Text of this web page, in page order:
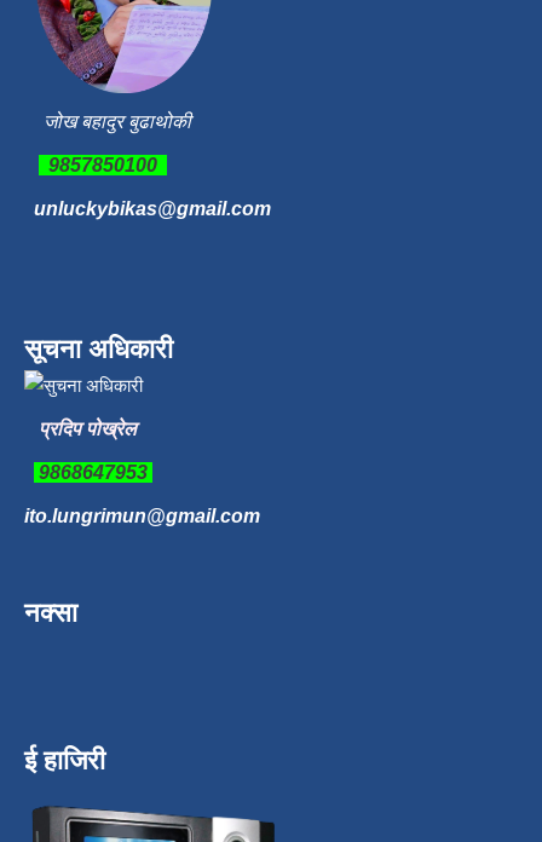
जोख बहादुर बुढाथोकी
9857850100
unluckybikas@gmail.com
सूचना अधिकारी
प्रदिप पोख्रेल
9868647953
ito.lungrimun@gmail.com
नक्सा
ई हाजिरी